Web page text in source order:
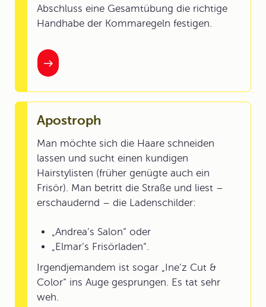
Abschluss eine Gesamtübung die richtige
Handhabe der Kommaregeln festigen.
Apostroph
Man möchte sich die Haare schneiden
lassen und sucht einen kundigen
Hairstylisten (früher genügte auch ein
Frisör). Man betritt die Straße und liest –
erschaudernd – die Ladenschilder:
„Andrea’s Salon“ oder
„Elmar’s Frisörladen“.
Irgendjemandem ist sogar „Ine’z Cut &
Color“ ins Auge gesprungen. Es tat sehr
weh.